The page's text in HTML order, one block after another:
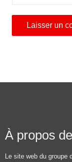
À propos
Le site web du groupe